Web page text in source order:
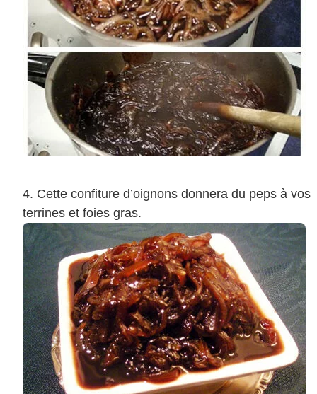
Cette confiture d’oignons donnera du peps à vos
terrines et foies gras.